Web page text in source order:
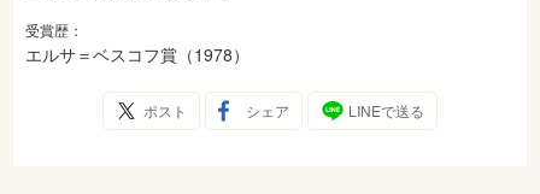
受賞歴：
エルサ＝ベスコフ賞（1978）
ポスト シェア LINEで送る